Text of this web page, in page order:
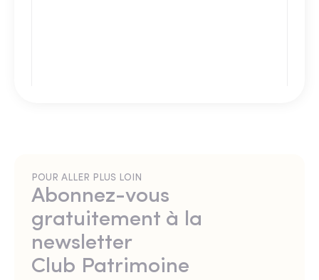
POUR ALLER PLUS LOIN
Abonnez-vous
gratuitement à la
newsletter
Club Patrimoine